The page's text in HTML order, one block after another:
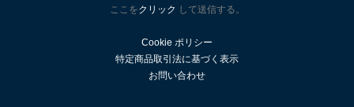
ここをクリック して送信する。
Cookie ポリシー
特定商品取引法に基づく表示
お問い合わせ